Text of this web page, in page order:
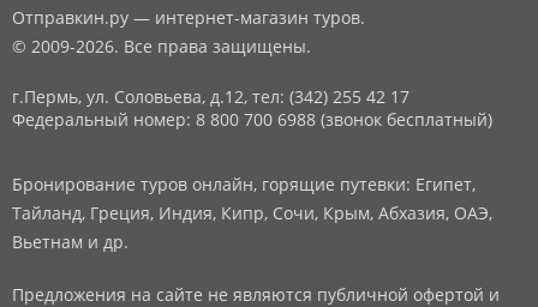
Отправкин.ру — интернет-магазин туров.
© 2009-2026. Все права защищены.
г.Пермь, ул. Соловьева, д.12, тел: (342) 255 42 17
Федеральный номер: 8 800 700 6988 (звонок бесплатный)
Бронирование туров онлайн, горящие путевки: Египет,
Тайланд, Греция, Индия, Кипр, Сочи, Крым, Абхазия, ОАЭ,
Вьетнам и др.
Предложения на сайте не являются публичной офертой и